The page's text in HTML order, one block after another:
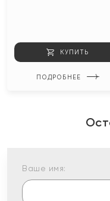
КУПИТЬ
ПОДРОБНЕЕ
Ваше имя: